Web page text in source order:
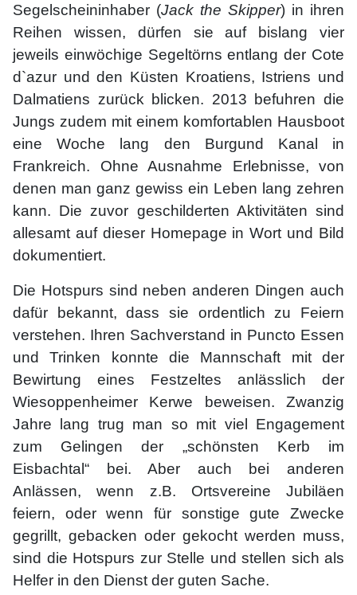
Segelscheininhaber (Jack the Skipper) in ihren
Reihen wissen, dürfen sie auf bislang vier
jeweils einwöchige Segeltörns entlang der Cote
d`azur und den Küsten Kroatiens, Istriens und
Dalmatiens zurück blicken. 2013 befuhren die
Jungs zudem mit einem komfortablen Hausboot
eine Woche lang den Burgund Kanal in
Frankreich. Ohne Ausnahme Erlebnisse, von
denen man ganz gewiss ein Leben lang zehren
kann. Die zuvor geschilderten Aktivitäten sind
allesamt auf dieser Homepage in Wort und Bild
dokumentiert.
Die Hotspurs sind neben anderen Dingen auch
dafür bekannt, dass sie ordentlich zu Feiern
verstehen. Ihren Sachverstand in Puncto Essen
und Trinken konnte die Mannschaft mit der
Bewirtung eines Festzeltes anlässlich der
Wiesoppenheimer Kerwe beweisen. Zwanzig
Jahre lang trug man so mit viel Engagement
zum Gelingen der „schönsten Kerb im
Eisbachtal“ bei. Aber auch bei anderen
Anlässen, wenn z.B. Ortsvereine Jubiläen
feiern, oder wenn für sonstige gute Zwecke
gegrillt, gebacken oder gekocht werden muss,
sind die Hotspurs zur Stelle und stellen sich als
Helfer in den Dienst der guten Sache.